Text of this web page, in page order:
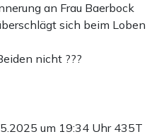
an Frau Baerbock
sich beim Loben
nicht ???
um 19:34 Uhr 435T